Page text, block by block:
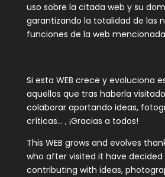
uso sobre la citada web y su
garantizando la totalidad de las
funciones de la web
Si esta WEB crece y evoluciona
aquellos que tras haberla
colaborar aportando ideas,
críticas… , ¡Gracias a todos!
This WEB grows and evolves
who after visited it have
contributing with ideas,